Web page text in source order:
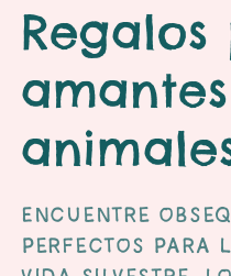
C
o
l
e
Encuentre
perfectos para